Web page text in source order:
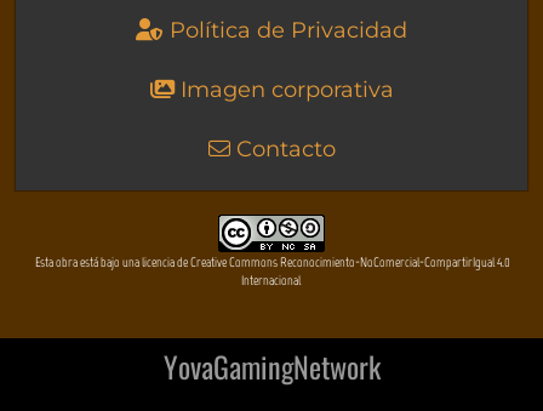
Política de Privacidad
Imagen corporativa
Contacto
Esta obra está bajo una licencia de Creative Commons Reconocimiento-NoComercial-CompartirIgual 4.0
Internacional
YovaGamingNetwork